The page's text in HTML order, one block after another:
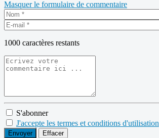
Masquer le formulaire de commentaire
1000 caractères restants
S'abonner
J'accepte les termes et conditions d'utilisation
Envoyer
Effacer